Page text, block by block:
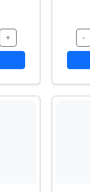
+
-